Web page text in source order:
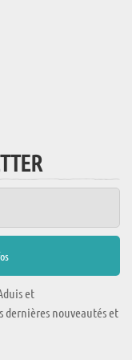
et
dernières nouveautés et